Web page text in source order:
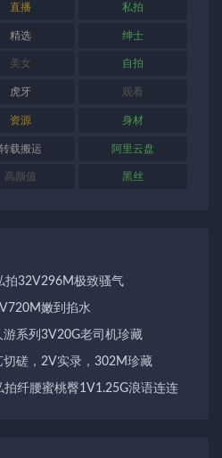
直播 私拍
精选 绅士
美女 自拍
虎牙 观看
资源 身材
转载搬运 阿里云盘
高颜值 黑丝
拍32V296M极致骚气
嫩到掐水
系列3V20G老司机珍藏
磋，2V实录，302M珍藏
拍纤腰蜜桃臀1V1.25G浪语连连